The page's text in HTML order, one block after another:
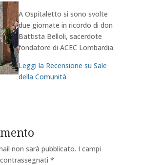
A Ospitaletto si sono svolte
due giornate in ricordo di don
Battista Belloli, sacerdote
fondatore di ACEC Lombardia
Leggi la Recensione su Sale
della Comunità
non sarà pubblicato. I campi
*